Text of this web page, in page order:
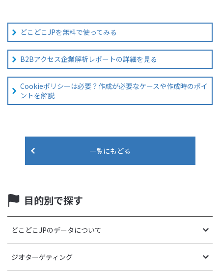
どこどこJPを無料で使ってみる
B2Bアクセス企業解析レポートの詳細を見る
Cookieポリシーは必要？作成が必要なケースや作成時のポイ
ントを解説
一覧にもどる
目的別で探す
どこどこJPのデータについて
ジオターゲティング